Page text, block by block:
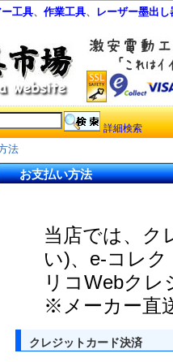
工具、 作業工具、 レーザー墨出し
詳細検索
法
お支払い方法
当店では、ク
い)、e-コレ
リコWebク
※メーカー直
クレジットカード決済